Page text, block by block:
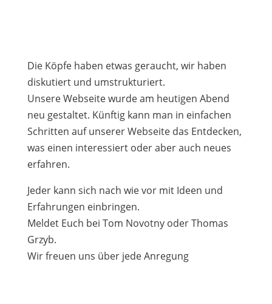
Die Köpfe haben etwas geraucht, wir haben
diskutiert und umstrukturiert.
Unsere Webseite wurde am heutigen Abend
neu gestaltet. Künftig kann man in einfachen
Schritten auf unserer Webseite das Entdecken,
was einen interessiert oder aber auch neues
erfahren.
Jeder kann sich nach wie vor mit Ideen und
Erfahrungen einbringen.
Meldet Euch bei Tom Novotny oder Thomas
Grzyb.
Wir freuen uns über jede Anregung